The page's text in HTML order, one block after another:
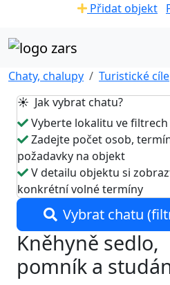
Přidat objekt
Chaty, chalupy
Turistické cíle
☀️ Jak vybrat chatu?
Vyberte lokalitu ve filtrech
Zadejte počet osob,
požadavky na objekt
V detailu objektu si
konkrétní volné termíny
Vybrat chatu
Kněhyně sedlo,
pomník a